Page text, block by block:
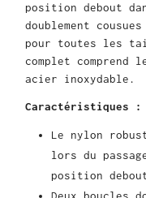
position debout
doublement
pour toutes les
complet
acier inoxydable.
Caractéristiques :
Le nylon
lors du
position